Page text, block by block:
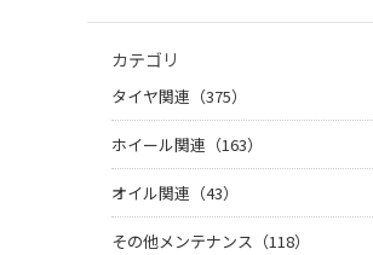
カテゴリ
タイヤ関連（375）
ホイール関連（163）
オイル関連（43）
その他メンテナンス（118）